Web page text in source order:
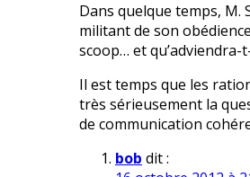
Dans quelque temps, M.
militant de son
scoop… et qu’adviendra-
Il est temps que les
très sérieusement la
de communication
bob dit :